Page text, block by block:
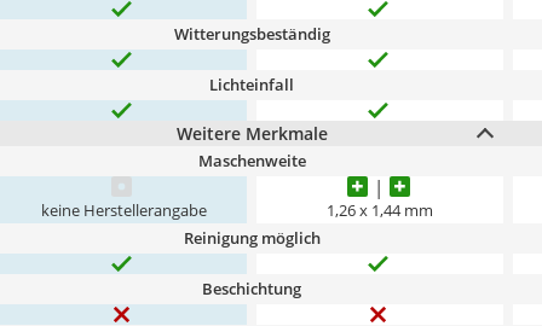
Witterungsbeständig
Lichteinfall
Weitere Merkmale
Maschenweite
keine Herstellerangabe 1,26 x 1,44 mm
Reinigung möglich
Beschichtung